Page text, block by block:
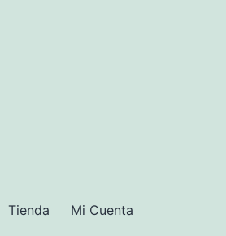
Tienda Mi Cuenta